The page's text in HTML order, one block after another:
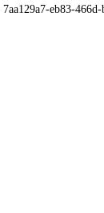
7aa129a7-eb83-